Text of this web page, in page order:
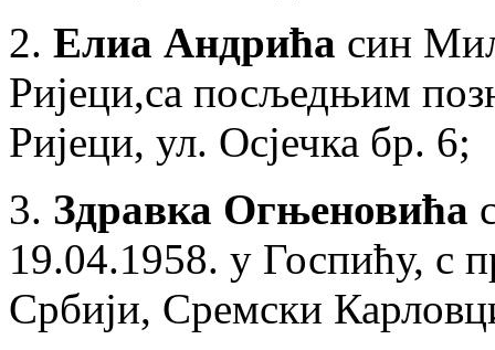
2. Елиа Андрића син
Ријеци,са посљедњим
Ријеци, ул. Осјечка бр. 6;
3. Здравка Огњеновића
19.04.1958. у Госпићу, с
Србији, Сремски